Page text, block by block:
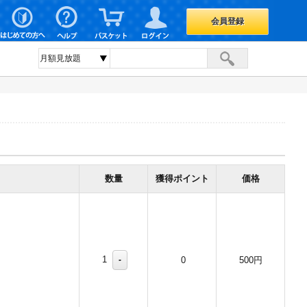
会員登録
数量 獲得ポイント 価格
1 - 0 500円